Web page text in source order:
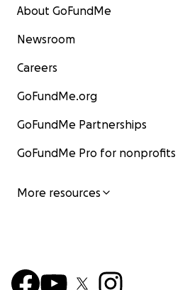
About GoFundMe
Newsroom
Careers
GoFundMe.org
GoFundMe Partnerships
GoFundMe Pro for nonprofits
More resources